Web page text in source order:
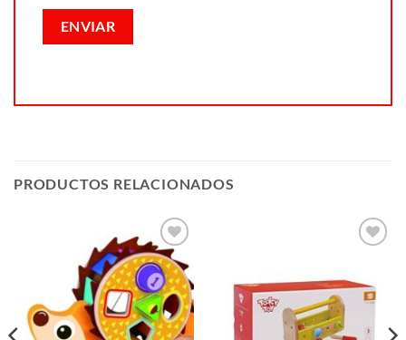
PRODUCTOS RELACIONADOS
Añadir
a la
lista de
deseos
lista de
deseos